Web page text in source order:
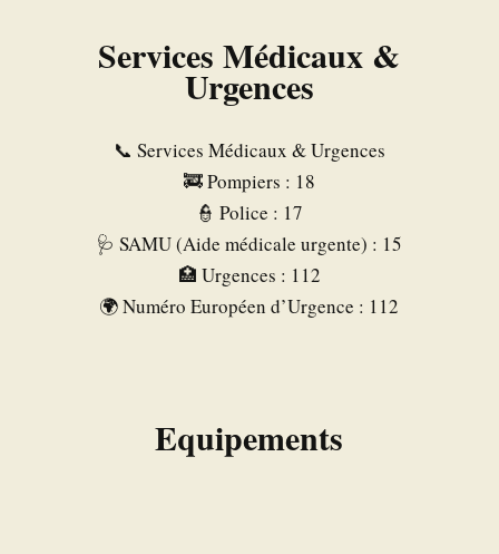
Services Médicaux &
Urgences
📞 Services Médicaux & Urgences
🚒 Pompiers : 18
👮 Police : 17
🩺 SAMU (Aide médicale urgente) : 15
🏥 Urgences : 112
🌍 Numéro Européen d’Urgence : 112
Equipements